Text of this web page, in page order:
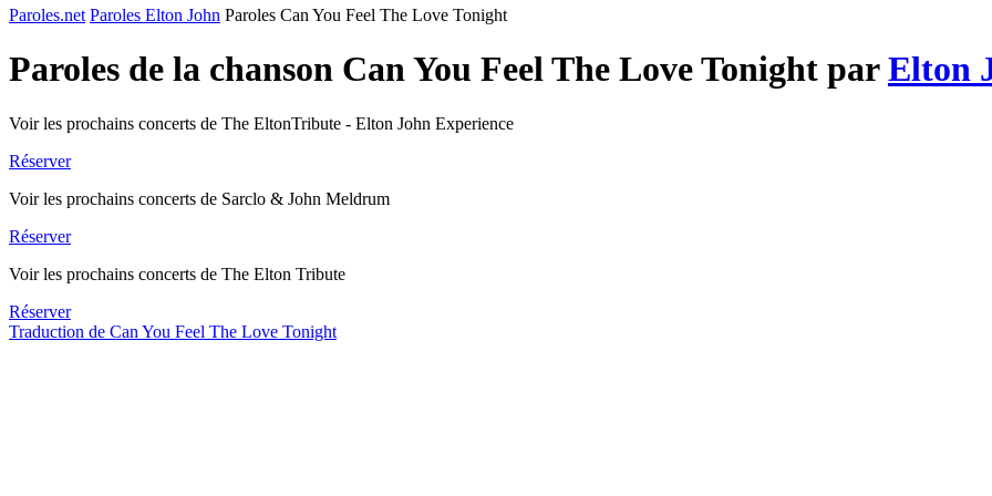
Paroles.net Paroles Elton John Paroles Can You Feel The Love Tonight
Paroles de la chanson Can You Feel The Love Tonight parElton
Voir les prochains concerts de The EltonTribute - Elton John Experience
Réserver
Voir les prochains concerts de Sarclo & John Meldrum
Réserver
Voir les prochains concerts de The Elton Tribute
Réserver
Traduction de Can You Feel The Love Tonight